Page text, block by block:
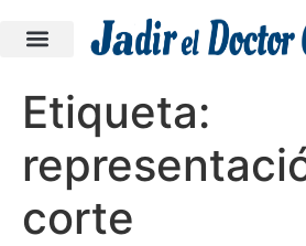
Etiqueta:
corte